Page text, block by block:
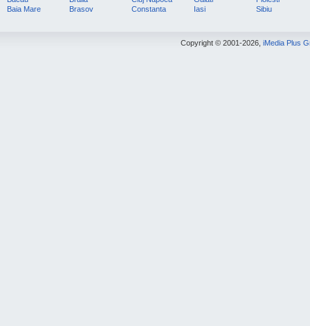
Baia Mare
Brasov
Constanta
Iasi
Sibiu
Copyright © 2001-2026, iMedia Plus